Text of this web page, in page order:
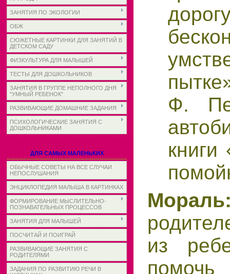
ЗАНЯТИЯ ПО ЭКОЛОГИИ
ОБЖ
СЮЖЕТНЫЕ КАРТИНКИ ДЛЯ ЗАНЯТИЙ В
ДЕТСКОМ САДУ
ФИЗКУЛЬТУРА ДЛЯ МАЛЫШЕЙ
ТЕСТЫ ДЛЯ ДОШКОЛЬНИКОВ
ЗАНЯТИЯ В ГРУППЕ НЕПОЛНОГО ДНЯ
"УМНЫЙ РЕБЕНОК"
РАЗВИВАЮЩИЕ ДОМАШНИЕ ЗАДАНИЯ
ПСИХОЛОГИЧЕСКИЕ ЗАНЯТИЯ С
ДОШКОЛЬНИКАМИ
ДЛЯ САМЫХ МАЛЕНЬКИХ
ОБЫЧНЫЕ СОВЕТЫ НА ВСЕ СЛУЧАИ
НЕПОСЛУШАНИЯ
ЭНЦИКЛОПЕДИЯ МАЛЫША В КАРТИНКАХ
ФОРМИРОВАНИЕ МЫСЛИТЕЛЬНО-
ПОЗНАВАТЕЛЬНЫХ ПРОЦЕССОВ
ЗАНЯТИЯ ДЛЯ МАЛЫШЕЙ
ПОСЧИТАЙ И ПОИГРАЙ
РАЗВИВАЮЩИЕ ЗАНЯТИЯ С
РОДИТЕЛЯМИ
ЗАДАНИЯ ПО РАЗВИТИЮ РЕЧИ В
Ф.
из